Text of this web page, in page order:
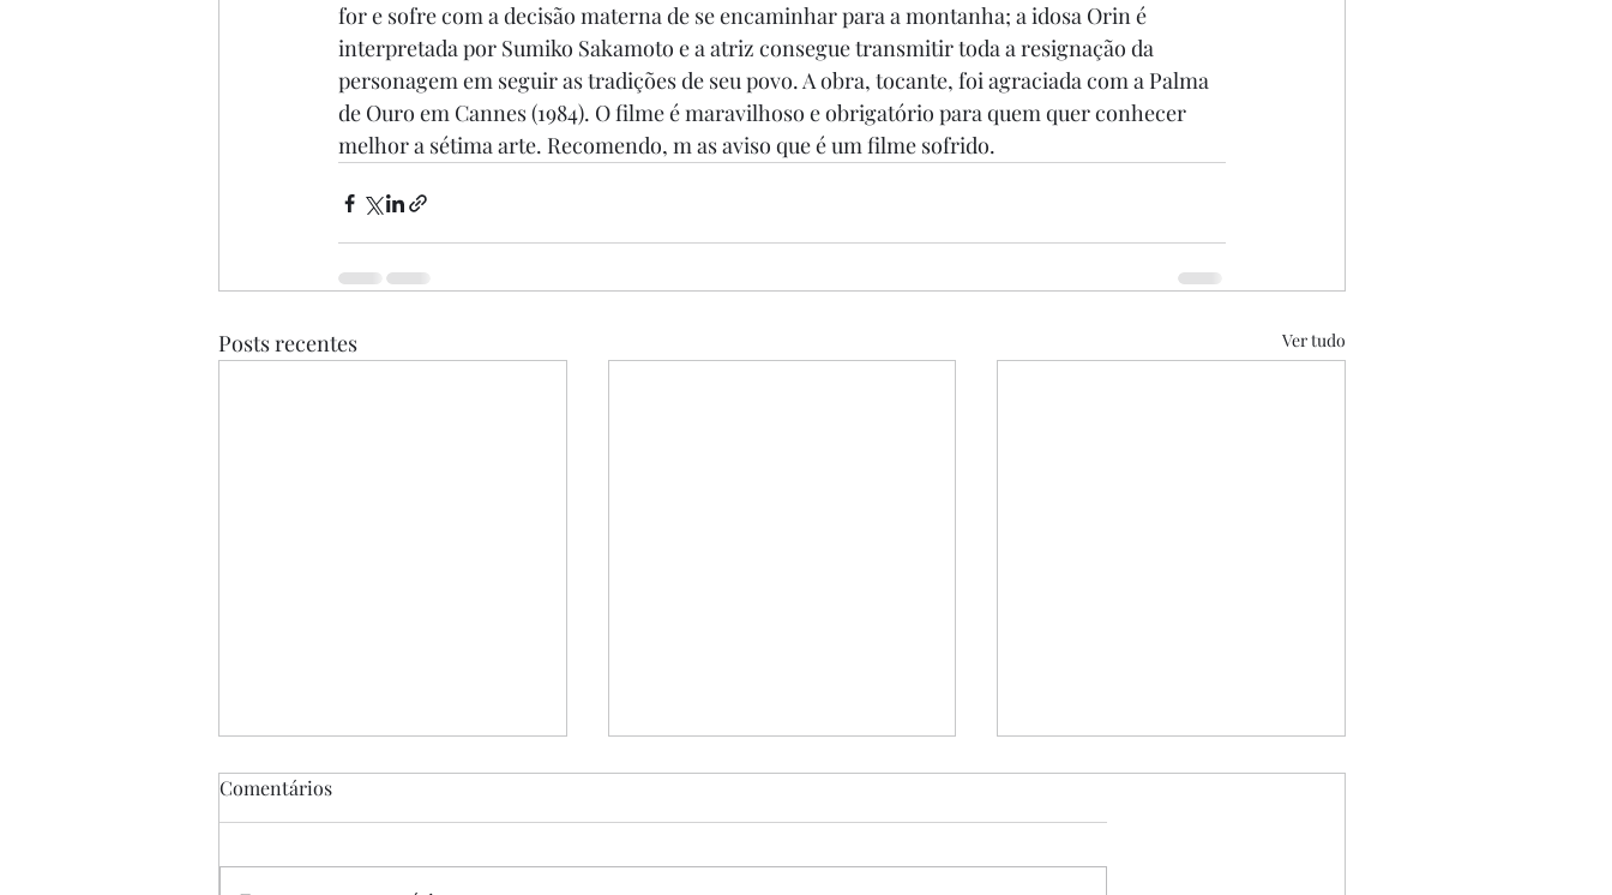
for e sofre com a decisão materna de se encaminhar para a montanha; a idosa Orin é
interpretada por Sumiko Sakamoto e a atriz consegue transmitir toda a resignação da
personagem em seguir as tradições de seu povo. A obra, tocante, foi agraciada com a Palma
de Ouro em Cannes (1984). O filme é maravilhoso e obrigatório para quem quer conhecer
melhor a sétima arte. Recomendo, m as aviso que é um filme sofrido.
Posts recentes Ver tudo
Comentários